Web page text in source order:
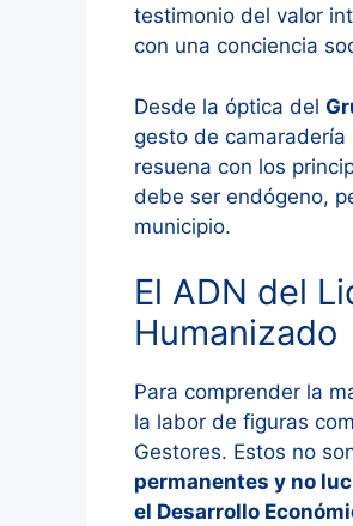
testimonio del valor
con una conciencia
Desde la óptica del
gesto de
resuena con los
debe ser endógeno,
municipio.
El ADN del
Humanizado
Para comprender la
la labor de figuras
Gestores. Estos no
permanentes y no
el Desarrollo